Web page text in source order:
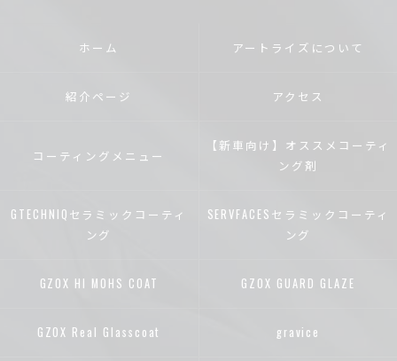
ホーム アートライズについて
紹介ページ アクセス
コーティングメニュー
【新車向け】オススメコーティ
ング剤
GTECHNIQセラミックコーティ
ング
SERVFACESセラミックコーティ
ング
GZOX HI MOHS COAT GZOX GUARD GLAZE
GZOX Real Glasscoat gravice